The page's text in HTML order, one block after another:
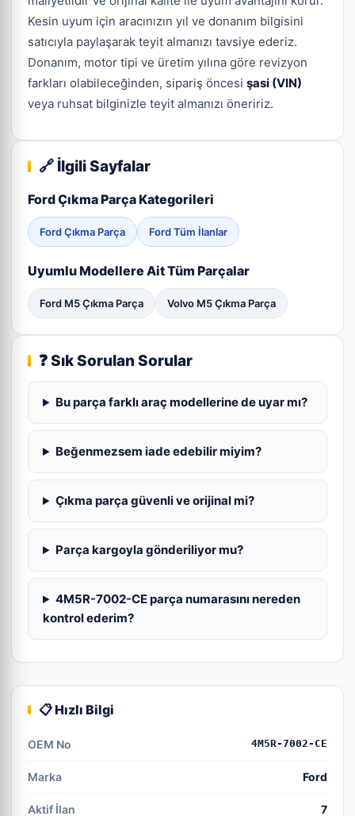
Kesin uyum için aracınızın yıl ve donanım bilgisini
satıcıyla paylaşarak teyit almanızı tavsiye ederiz.
Donanım, motor tipi ve üretim yılına göre revizyon
farkları olabileceğinden, sipariş öncesi şasi (VIN)
veya ruhsat bilginizle teyit almanızı öneririz.
🔗 İlgili Sayfalar
Ford Çıkma Parça Kategorileri
Ford Çıkma Parça Ford Tüm İlanlar
Uyumlu Modellere Ait Tüm Parçalar
Ford M5 Çıkma Parça Volvo M5 Çıkma Parça
❓ Sık Sorulan Sorular
Bu parça farklı araç modellerine de uyar mı?
Beğenmezsem iade edebilir miyim?
Çıkma parça güvenli ve orijinal mi?
Parça kargoyla gönderiliyor mu?
4M5R-7002-CE parça numarasını nereden
kontrol ederim?
📋 Hızlı Bilgi
OEM No 4M5R-7002-CE
Marka Ford
Aktif İlan 7